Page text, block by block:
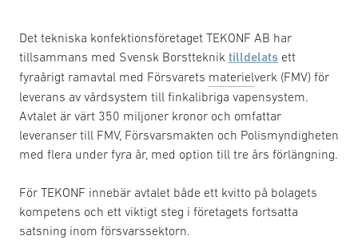
Det tekniska konfektionsföretaget TEKONF AB har
tillsammans med Svensk Borstteknik tilldelats ett
fyraårigt ramavtal med Försvarets materielverk (FMV) för
leverans av vårdsystem till finkalibriga vapensystem.
Avtalet är värt 350 miljoner kronor och omfattar
leveranser till FMV, Försvarsmakten och Polismyndigheten
med flera under fyra år, med option till tre års förlängning.
För TEKONF innebär avtalet både ett kvitto på bolagets
kompetens och ett viktigt steg i företagets fortsatta
satsning inom försvarssektorn.